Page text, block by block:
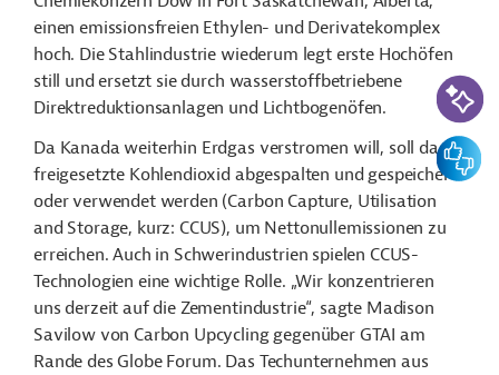
einen emissionsfreien Ethylen- und Derivatekomplex
hoch. Die Stahlindustrie wiederum legt erste Hochöfen
still und ersetzt sie durch wasserstoffbetriebene
Direktreduktionsanlagen und Lichtbogenöfen.
Da Kanada weiterhin Erdgas verstromen will, soll das
freigesetzte Kohlendioxid abgespalten und gespeichert
oder verwendet werden (Carbon Capture, Utilisation
and Storage, kurz: CCUS), um Nettonullemissionen zu
erreichen. Auch in Schwerindustrien spielen CCUS-
Technologien eine wichtige Rolle. „Wir konzentrieren
uns derzeit auf die Zementindustrie“, sagte Madison
Savilow von Carbon Upcycling gegenüber GTAI am
Rande des Globe Forum. Das Techunternehmen aus
KI-